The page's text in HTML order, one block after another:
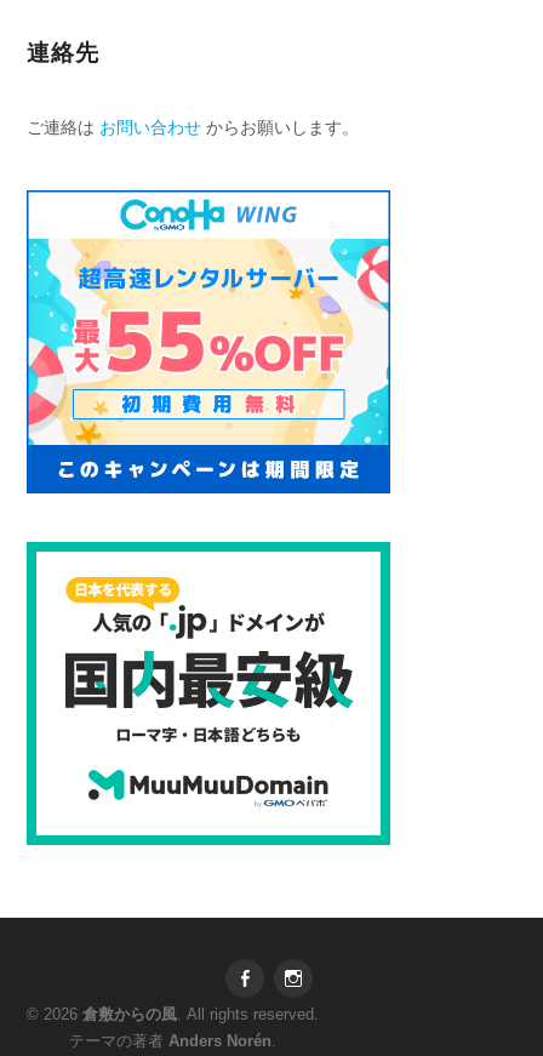
連絡先
ご連絡は お問い合わせ からお願いします。
FacebookInstagram
© 2026倉敷からの風. All rights reserved.
テーマの著者Anders Norén.